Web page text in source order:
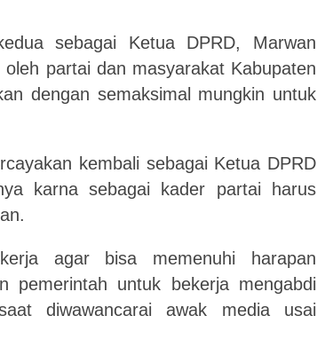
sebagai Ketua DPRD,
Marwan
partai dan masyarakat Kabupaten
dengan semaksimal mungkin untuk
kembali sebagai Ketua DPRD
karna sebagai kader partai harus
agar bisa memenuhi harapan
pemerintah untuk bekerja mengabdi
diwawancarai awak media usai